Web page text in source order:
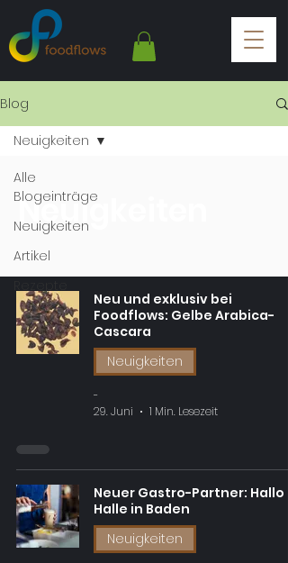
Blog
Alle
Blogeinträge
Neuigkeiten
Artikel
Neuigkeiten
Neuigkeiten
Neu und exklusiv bei
Foodflows: Gelbe Arabica-
Cascara
Neuigkeiten
-
29. Juni
1 Min. Lesezeit
Neuer Gastro-Partner: Hallo
Halle in Baden
Neuigkeiten